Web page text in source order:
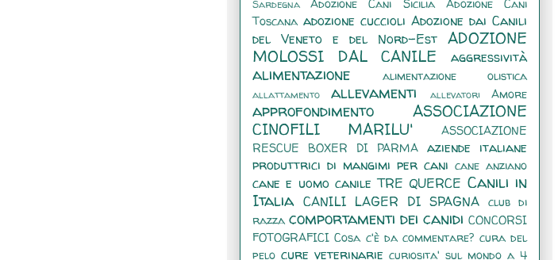
Sardegna
Adozione Cani Sicilia
Adozione Cani
Toscana adozione cuccioli Adozione dai Canili
del Veneto e del Nord-Est ADOZIONE
MOLOSSI DAL CANILE
aggressività
alimentazione alimentazione olistica
allattamento allevamenti allevatori Amore
approfondimento
ASSOCIAZIONE
CINOFILI MARILU'
ASSOCIAZIONE
RESCUE BOXER DI PARMA aziende italiane
produttrici di mangimi per cani cane anziano
cane e uomo canile TRE QUERCE Canili in
Italia CANILI LAGER DI SPAGNA club di
razza comportamenti dei canidi CONCORSI
FOTOGRAFICI Cosa c'è da commentare? cura del
pelo cure veterinarie curiosita' sul mondo a 4